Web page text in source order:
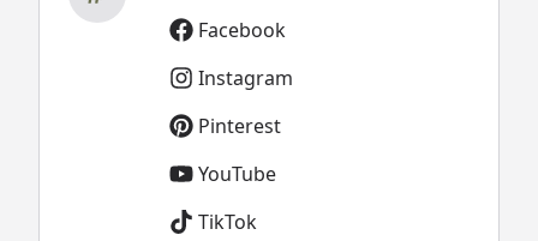
Facebook
Instagram
Pinterest
YouTube
TikTok